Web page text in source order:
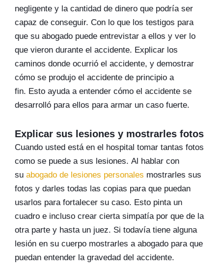
negligente y la cantidad de dinero que podría ser
capaz de conseguir. Con lo que los testigos para
que su abogado puede entrevistar a ellos y ver lo
que vieron durante el accidente. Explicar los
caminos donde ocurrió el accidente, y demostrar
cómo se produjo el accidente de principio a
fin. Esto ayuda a entender cómo el accidente se
desarrolló para ellos para armar un caso fuerte.
Explicar sus lesiones y mostrarles fotos
Cuando usted está en el hospital tomar tantas fotos
como se puede a sus lesiones. Al hablar con
su abogado de lesiones personales mostrarles sus
fotos y darles todas las copias para que puedan
usarlos para fortalecer su caso. Esto pinta un
cuadro e incluso crear cierta simpatía por que de la
otra parte y hasta un juez. Si todavía tiene alguna
lesión en su cuerpo mostrarles a abogado para que
puedan entender la gravedad del accidente.